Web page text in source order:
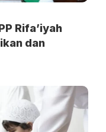
Rifa’iyah
dan